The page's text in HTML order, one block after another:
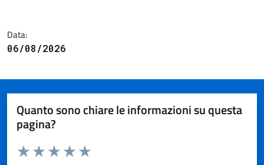
Data:
06/08/2026
Quanto sono chiare le informazioni su questa
pagina?
Valuta da 1 a 5 stelle la pagina
Valuta 4 stelle su 5
Valuta 3 stelle su 5
Valuta 2 stelle su 5
Valuta 1 stelle su 5